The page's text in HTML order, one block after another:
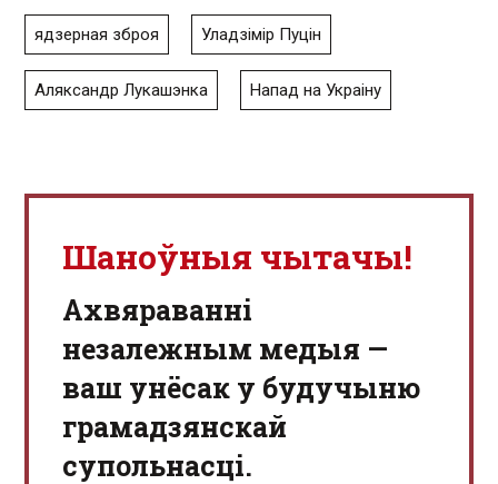
ядзерная зброя Уладзімір Пуцін
Аляксандр Лукашэнка Напад на Украіну
Шаноўныя чытачы!
Aхвяраванні
незалежным медыя —
ваш унёсак у будучыню
грамадзянскай
супольнасці.